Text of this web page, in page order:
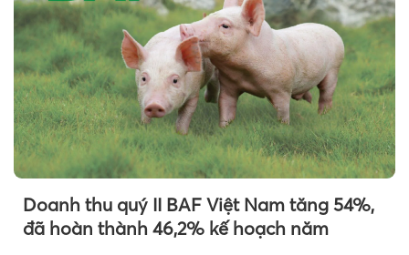
Theo
Doanh thu quý II BAF Việt Nam tăng 54%,
đã hoàn thành 46,2% kế hoạch năm